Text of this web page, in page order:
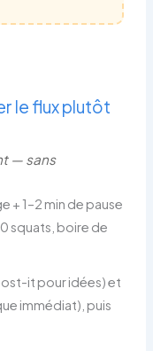
le flux plutôt
— sans
+ 1–2 min de pause
squats, boire de
it pour idées) et
immédiat), puis